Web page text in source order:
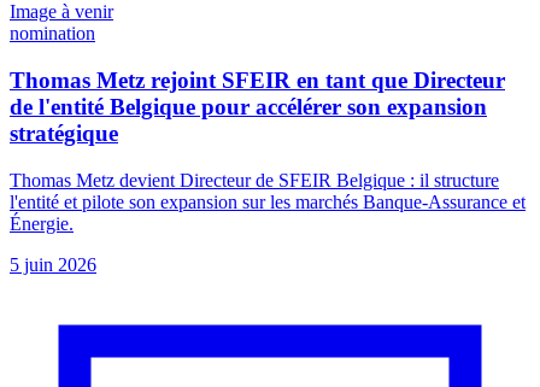
Image à venir
nomination
Thomas Metz rejoint SFEIR en tant que Directeur
de l'entité Belgique pour accélérer son expansion
stratégique
Thomas Metz devient Directeur de SFEIR Belgique : il structure
l'entité et pilote son expansion sur les marchés Banque-Assurance et
Énergie.
5 juin 2026